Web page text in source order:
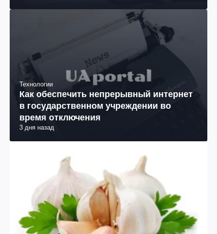
Технологии
Как обеспечить непрерывный интернет
в государственном учреждении во
время отключения
3 дня назад